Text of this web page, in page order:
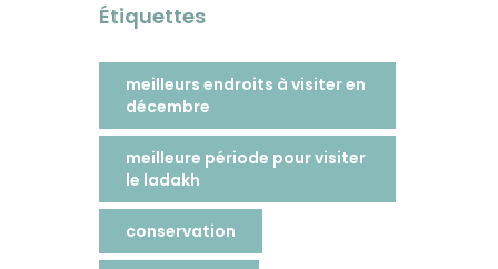
Étiquettes
meilleurs endroits à visiter en
décembre
meilleure période pour visiter
le ladakh
conservation